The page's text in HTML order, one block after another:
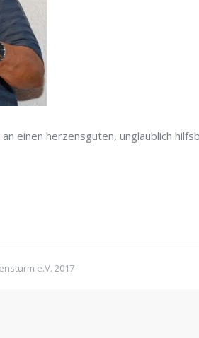
einen herzensguten, unglaublich
e.V. 2017